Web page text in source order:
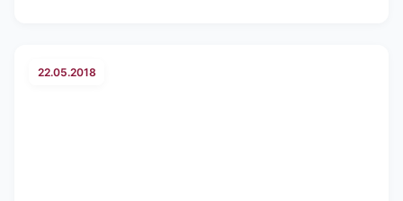
22.05.2018